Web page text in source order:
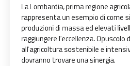
La Lombardia, prima regione
rappresenta un esempio di come
produzioni di massa ed elevati
raggiungere l’eccellenza. Opuscolo
all'agricoltura sostenibile e
dovranno trovare una sinergia.